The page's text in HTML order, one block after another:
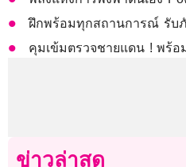
ฝึกพร้อมทุกสถานการณ์ รับ
คุมเข้มตรวจชายแดน ! พร้อ
ข่าวล่าสุด